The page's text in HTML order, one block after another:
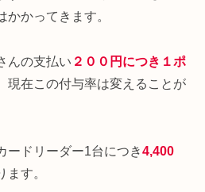
かかってきます。
んの支払い ２００円につき１ポ
現在この付与率は変えることが
ードリーダー1台につき4,400
ます。